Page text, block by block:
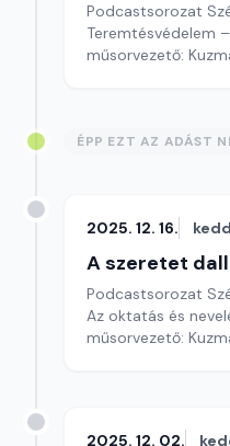
Podcastsorozat
Teremtésvédelem
műsorvezető:
ÉPP EZT AZ ADÁST
2025. 12. 16. kedd
A szeretet
Podcastsorozat
Az oktatás és
műsorvezető:
2025. 12. 02.